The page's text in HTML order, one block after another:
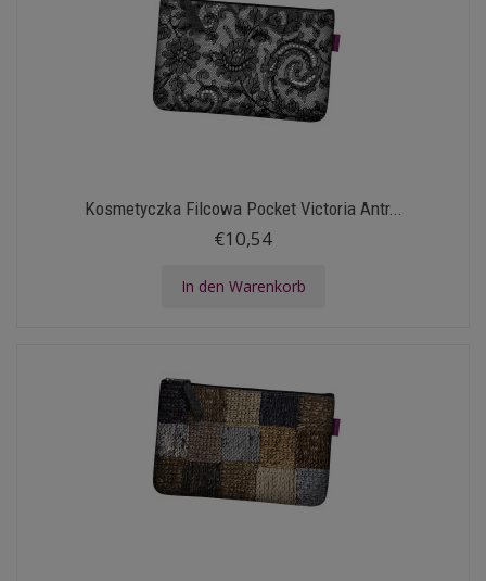
Kosmetyczka Filcowa Pocket Victoria Antr...
€10,54
In den Warenkorb